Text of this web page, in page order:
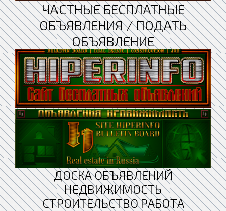
ЧАСТНЫЕ БЕСПЛАТНЫЕ
ОБЪЯВЛЕНИЯ / ПОДАТЬ
ОБЪЯВЛЕНИЕ
ДОСКА ОБЪЯВЛЕНИЙ
НЕДВИЖИМОСТЬ
СТРОИТЕЛЬСТВО РАБОТА